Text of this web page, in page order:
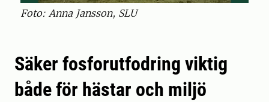
Foto: Anna Jansson, SLU
Säker fosforutfodring viktig
både för hästar och miljö